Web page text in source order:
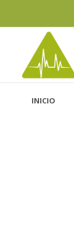
INICIO